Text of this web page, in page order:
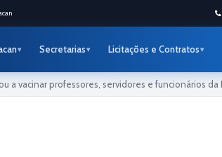
Secretarias Licitações e Contratos
a vacinar professores, servidores e funcionários da